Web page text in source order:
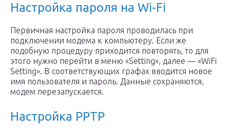
Настройка пароля на Wi-Fi
Первичная настройка пароля проводилась при
подключении модема к компьютеру. Если же
подобную процедуру приходится повторять, то для
этого нужно перейти в меню «Setting», далее — «WiFi
Setting». В соответствующих графах вводится новое
имя пользователя и пароль. Данные сохраняются,
модем перезапускается.
Настройка PPTP